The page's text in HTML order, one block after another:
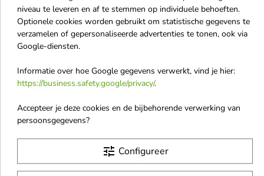
Innisfree
Inter Vion
Invisibobble
Isntree
Iwostin
niveau te leveren en af te stemmen op individuele behoeften.
Optionele cookies worden gebruikt om statistische gegevens te
verzamelen of gepersonaliseerde advertenties te tonen, ook via
Google-diensten.
Informatie over hoe Google gegevens verwerkt, vind je hier:
https://business.safety.google/privacy/.
Accepteer je deze cookies en de bijbehorende verwerking van
persoonsgegevens?
tune Configureer